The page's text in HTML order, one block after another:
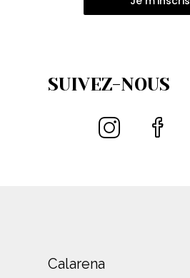
SUIVEZ-NOUS
Calarena